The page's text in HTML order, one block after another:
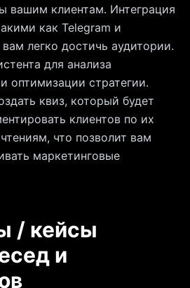
вашим клиентам. Интеграция
как Telegram и
легко достичь аудитории.
для анализа
оптимизации стратегии.
квиз, который будет
клиентов по их
что позволит вам
маркетинговые
/ кейсы
и